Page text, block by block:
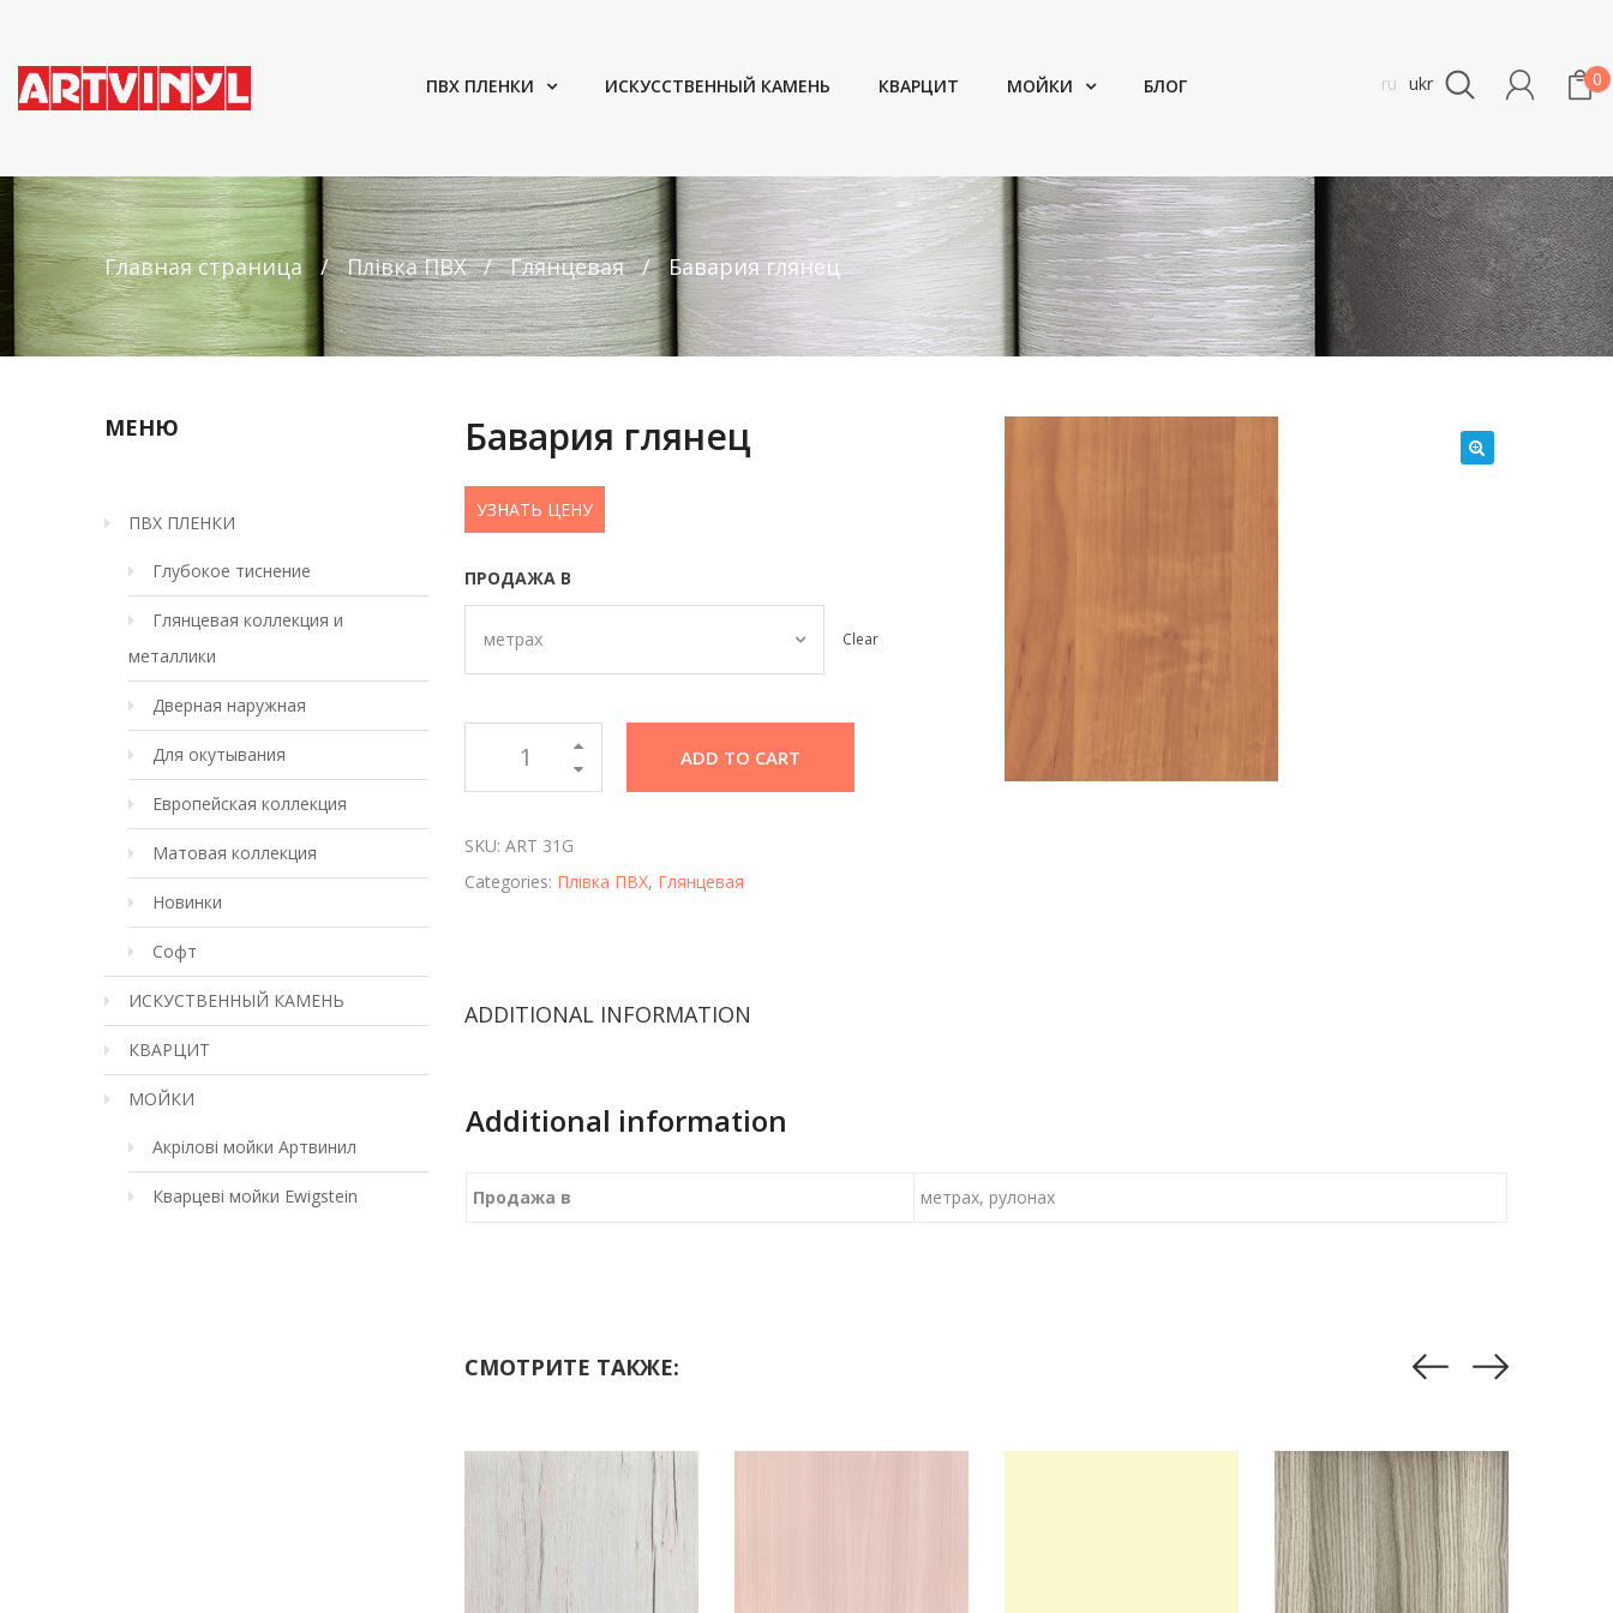
ПВХ ПЛЕНКИ ИСКУССТВЕННЫЙ КАМЕНЬ КВАРЦИТ МОЙКИ БЛОГ 0
ru ukr
Главная страница Плівка ПВХ Глянцевая Бавария глянец
Бавария глянец
УЗНАТЬ ЦЕНУ
ПРОДАЖА В
метрах Clear
ADD TO CART
SKU: ART 31G
Categories: Плівка ПВХ, Глянцевая
ADDITIONAL INFORMATION
Additional information
Продажа в метрах, рулонах
СМОТРИТЕ ТАКЖЕ:
МЕНЮ
ПВХ ПЛЕНКИ
Глубокое тиснение
Глянцевая коллекция и
металлики
Дверная наружная
Для окутывания
Европейская коллекция
Матовая коллекция
Новинки
Софт
ИСКУСТВЕННЫЙ КАМЕНЬ
КВАРЦИТ
МОЙКИ
Акрілові мойки Артвинил
Кварцеві мойки Ewigstein